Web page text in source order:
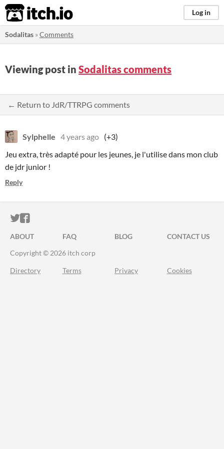
itch.io Log in
Sodalitas »Comments
Viewing post in Sodalitas comments
← Return to JdR/TTRPG comments
Sylphelle 4 years ago (+3)
Jeu extra, très adapté pour les jeunes, je l'utilise dans mon club
de jdr junior !
Reply
ITCH.IO ON TWITTER
ITCH.IO ON FACEBOOK
ABOUT FAQ BLOG
CONTACT US
Copyright © 2026 itch corp
Directory Terms Privacy Cookies